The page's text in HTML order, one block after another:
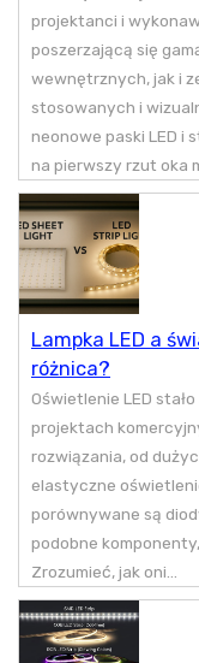
projektanci i
poszerzającą się
wewnętrznych, jak i
stosowanych i
neonowe paski LED i
na pierwszy rzut oka
Lampka LED a
różnica?
Oświetlenie LED
projektach
rozwiązania, od
elastyczne
porównywane są
podobne
Zrozumieć, jak oni...